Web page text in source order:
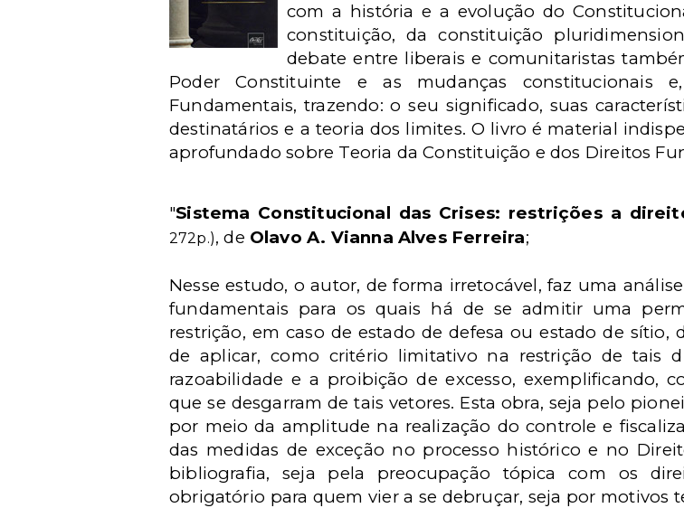
com a história e a evolução do
constituição, da constituição
debate entre liberais e comunitaristas
Poder Constituinte e as mudanças constitucionais
Fundamentais, trazendo: o seu significado, suas
destinatários e a teoria dos limites. O livro é material
aprofundado sobre Teoria da Constituição e dos Direitos
"Sistema Constitucional das Crises: restrições a
272p.), de Olavo A. Vianna Alves Ferreira;
Nesse estudo, o autor, de forma irretocável, faz uma
fundamentais para os quais há de se admitir uma
restrição, em caso de estado de defesa ou estado de sítio,
de aplicar, como critério limitativo na restrição de tais
razoabilidade e a proibição de excesso, exemplificando,
que se desgarram de tais vetores. Esta obra, seja pelo
por meio da amplitude na realização do controle e
das medidas de exceção no processo histórico e no
bibliografia, seja pela preocupação tópica com os
obrigatório para quem vier a se debruçar, seja por motivos